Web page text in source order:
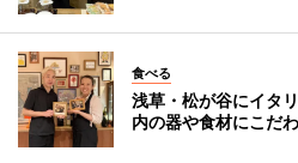
食べる
浅草・松が谷にイタ
内の器や食材にこだ